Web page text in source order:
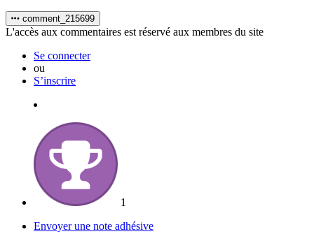
comment_215699
L'accès aux commentaires est réservé aux membres du site
Se connecter
ou
S’inscrire
1
Envoyer une note adhésive